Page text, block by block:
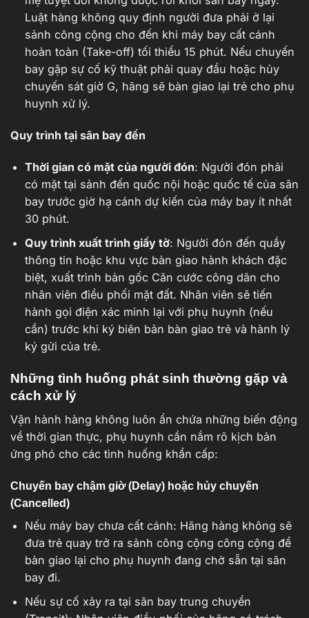
Luật hàng không quy định người đưa phải ở lại
sảnh công cộng cho đến khi máy bay cất cánh
hoàn toàn (Take-off) tối thiểu 15 phút. Nếu chuyến
bay gặp sự cố kỹ thuật phải quay đầu hoặc hủy
chuyến sát giờ G, hãng sẽ bàn giao lại trẻ cho phụ
huynh xử lý.
Quy trình tại sân bay đến
Thời gian có mặt của người đón: Người đón phải
có mặt tại sảnh đến quốc nội hoặc quốc tế của sân
bay trước giờ hạ cánh dự kiến của máy bay ít nhất
30 phút.
Quy trình xuất trình giấy tờ: Người đón đến quầy
thông tin hoặc khu vực bàn giao hành khách đặc
biệt, xuất trình bản gốc Căn cước công dân cho
nhân viên điều phối mặt đất. Nhân viên sẽ tiến
hành gọi điện xác minh lại với phụ huynh (nếu
cần) trước khi ký biên bản bàn giao trẻ và hành lý
ký gửi của trẻ.
Những tình huống phát sinh thường gặp và
cách xử lý
Vận hành hàng không luôn ẩn chứa những biến động
về thời gian thực, phụ huynh cần nắm rõ kịch bản
ứng phó cho các tình huống khẩn cấp:
Chuyến bay chậm giờ (Delay) hoặc hủy chuyến
(Cancelled)
Nếu máy bay chưa cất cánh: Hãng hàng không sẽ
đưa trẻ quay trở ra sảnh công cộng công cộng để
bàn giao lại cho phụ huynh đang chờ sẵn tại sân
bay đi.
Nếu sự cố xảy ra tại sân bay trung chuyển